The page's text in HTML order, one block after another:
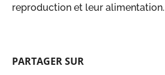
reproduction et leur alimentation.
PARTAGER SUR